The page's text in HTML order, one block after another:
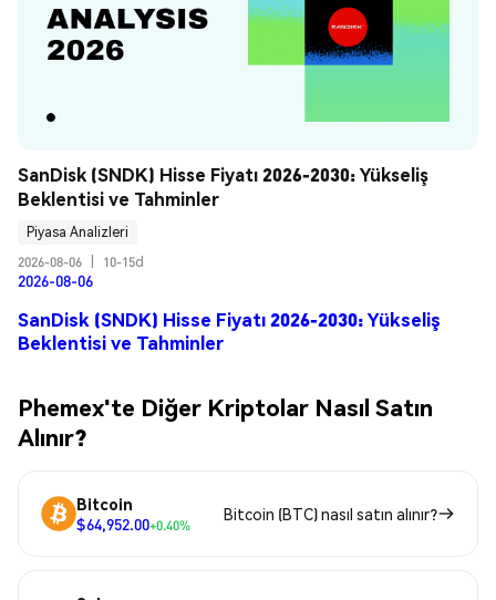
SanDisk (SNDK) Hisse Fiyatı 2026-2030: Yükseliş
Beklentisi ve Tahminler
Piyasa Analizleri
2026-08-06
10-15d
2026-08-06
SanDisk (SNDK) Hisse Fiyatı 2026-2030: Yükseliş
Beklentisi ve Tahminler
Phemex'te Diğer Kriptolar Nasıl Satın
Alınır?
Bitcoin
$64,952.00+0.40%
Bitcoin (BTC) nasıl satın alınır?